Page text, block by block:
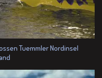
Tuemmler Nordinsel